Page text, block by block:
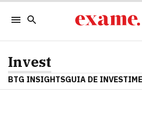
Invest
BTG INSIGHTSGUIA DE